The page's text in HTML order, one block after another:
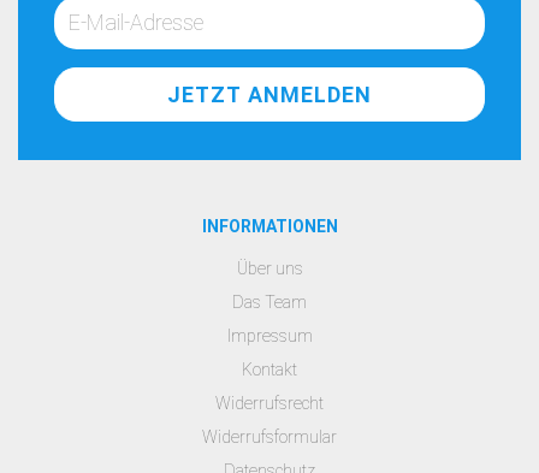
INFORMATIONEN
Über uns
Das Team
Impressum
Kontakt
Widerrufsrecht
Widerrufsformular